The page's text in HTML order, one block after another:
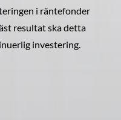
i räntefonder
resultat ska detta
investering.